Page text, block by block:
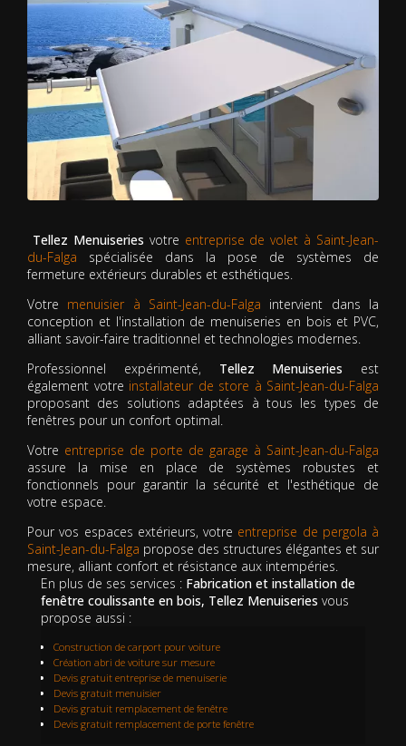
Tellez Menuiseries votre entreprise de volet à Saint-Jean-
du-Falga spécialisée dans la pose de systèmes de
fermeture extérieurs durables et esthétiques.
Votre menuisier à Saint-Jean-du-Falga intervient dans la
conception et l'installation de menuiseries en bois et PVC,
alliant savoir-faire traditionnel et technologies modernes.
Professionnel expérimenté, Tellez Menuiseries est
également votre installateur de store à Saint-Jean-du-Falga
proposant des solutions adaptées à tous les types de
fenêtres pour un confort optimal.
Votre entreprise de porte de garage à Saint-Jean-du-Falga
assure la mise en place de systèmes robustes et
fonctionnels pour garantir la sécurité et l'esthétique de
votre espace.
Pour vos espaces extérieurs, votre entreprise de pergola à
Saint-Jean-du-Falga propose des structures élégantes et sur
mesure, alliant confort et résistance aux intempéries.
En plus de ses services : Fabrication et installation de
fenêtre coulissante en bois, Tellez Menuiseries vous
propose aussi :
Construction de carport pour voiture
Création abri de voiture sur mesure
Devis gratuit entreprise de menuiserie
Devis gratuit menuisier
Devis gratuit remplacement de fenêtre
Devis gratuit remplacement de porte fenêtre